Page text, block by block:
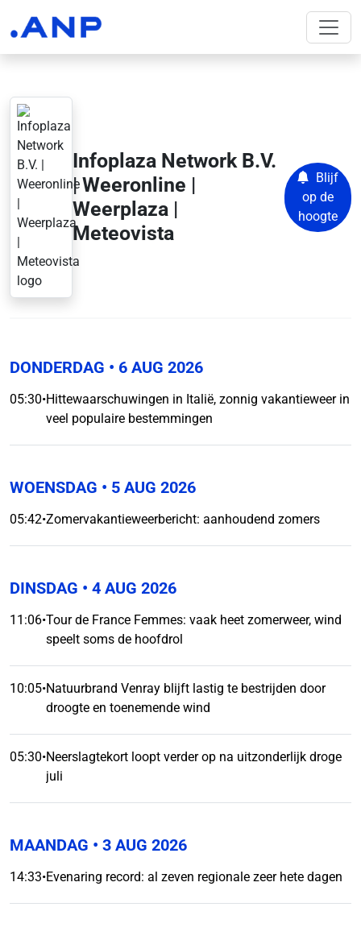
Infoplaza Network B.V.
| Weeronline |
Weerplaza |
Meteovista
Blijf
op de
hoogte
DONDERDAG • 6 AUG 2026
05:30•Hittewaarschuwingen in Italië, zonnig vakantieweer in
veel populaire bestemmingen
WOENSDAG • 5 AUG 2026
05:42•Zomervakantieweerbericht: aanhoudend zomers
DINSDAG • 4 AUG 2026
11:06•Tour de France Femmes: vaak heet zomerweer, wind
speelt soms de hoofdrol
10:05•Natuurbrand Venray blijft lastig te bestrijden door
droogte en toenemende wind
05:30•Neerslagtekort loopt verder op na uitzonderlijk droge
juli
MAANDAG • 3 AUG 2026
14:33•Evenaring record: al zeven regionale zeer hete dagen